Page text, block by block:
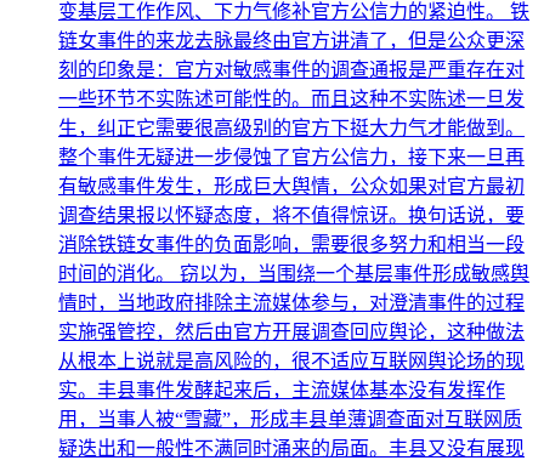
变基层工作作风、下力气修补官方公信力的紧迫性。 铁
链女事件的来龙去脉最终由官方讲清了，但是公众更深
刻的印象是：官方对敏感事件的调查通报是严重存在对
一些环节不实陈述可能性的。而且这种不实陈述一旦发
生，纠正它需要很高级别的官方下挺大力气才能做到。
整个事件无疑进一步侵蚀了官方公信力，接下来一旦再
有敏感事件发生，形成巨大舆情，公众如果对官方最初
调查结果报以怀疑态度，将不值得惊讶。换句话说，要
消除铁链女事件的负面影响，需要很多努力和相当一段
时间的消化。 窃以为，当围绕一个基层事件形成敏感舆
情时，当地政府排除主流媒体参与，对澄清事件的过程
实施强管控，然后由官方开展调查回应舆论，这种做法
从根本上说就是高风险的，很不适应互联网舆论场的现
实。丰县事件发酵起来后，主流媒体基本没有发挥作
用，当事人被“雪藏”，形成丰县单薄调查面对互联网质
疑迭出和一般性不满同时涌来的局面。丰县又没有展现